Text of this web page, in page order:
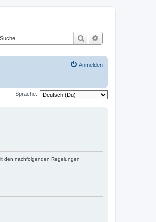
Suche
Anmelden
Sprache:
den nachfolgenden Regelungen